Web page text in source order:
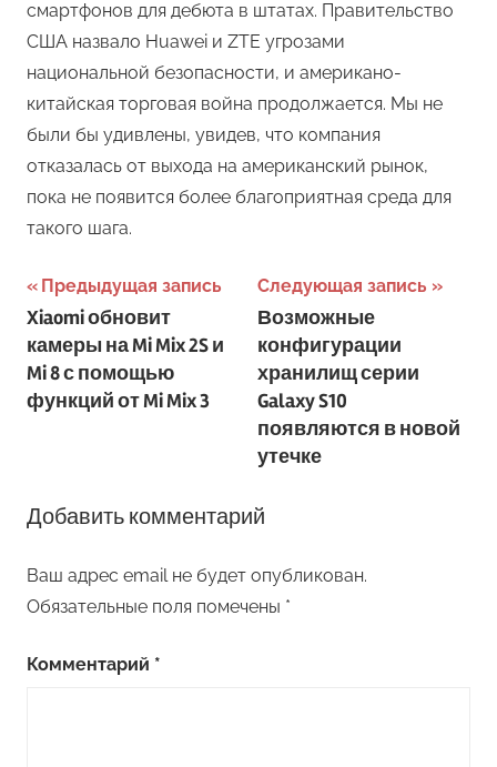
смартфонов для дебюта в штатах. Правительство
США назвало Huawei и ZTE угрозами
национальной безопасности, и американо-
китайская торговая война продолжается. Мы не
были бы удивлены, увидев, что компания
отказалась от выхода на американский рынок,
пока не появится более благоприятная среда для
такого шага.
Навигация
по
записям
Предыдущая запись
Xiaomi обновит
камеры на Mi Mix 2S и
Mi 8 с помощью
функций от Mi Mix 3
Следующая запись
Возможные
конфигурации
хранилищ серии
Galaxy S10
появляются в новой
утечке
Добавить комментарий
Ваш адрес email не будет опубликован.
Обязательные поля помечены *
Комментарий *